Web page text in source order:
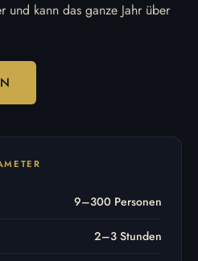
und kann das ganze Jahr über
9–300 Personen
2–3 Stunden